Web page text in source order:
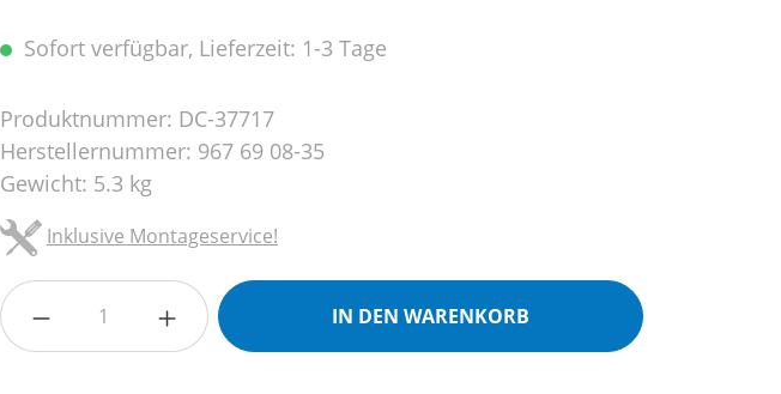
Sofort verfügbar, Lieferzeit: 1-3 Tage
Produktnummer: DC-37717
Herstellernummer: 967 69 08-35
Gewicht: 5.3 kg
Inklusive Montageservice!
Produkt Anzahl: Gib den gewünschten Wert ein oder
IN DEN WARENKORB